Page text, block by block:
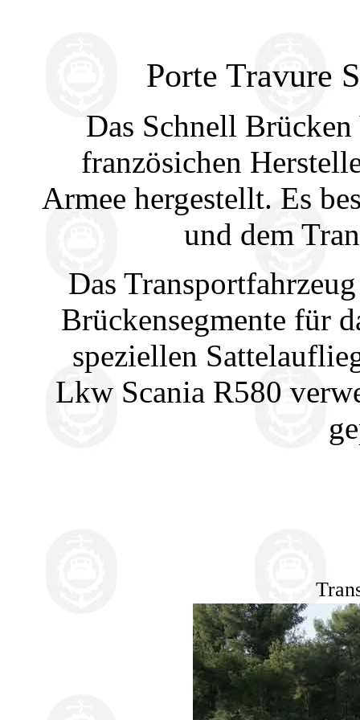
Porte Travure
Das Schnell
französichen
Armee hergestellt. Es
und dem
Das
Brückensegmente für
speziellen
Lkw Scania R580